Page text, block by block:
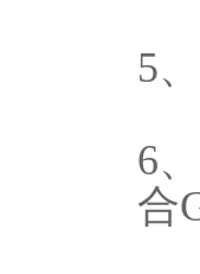
5
6
合